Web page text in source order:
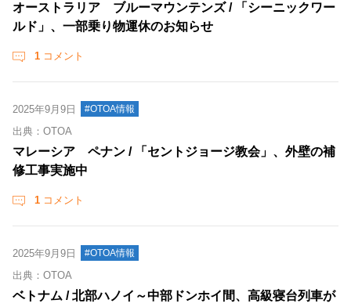
オーストラリア ブルーマウンテンズ / 「シーニックワー
ルド」、一部乗り物運休のお知らせ
1 コメント
2025年9月9日 #OTOA情報
出典：OTOA
マレーシア ペナン / 「セントジョージ教会」、外壁の補
修工事実施中
1 コメント
2025年9月9日 #OTOA情報
出典：OTOA
ベトナム / 北部ハノイ～中部ドンホイ間、高級寝台列車が